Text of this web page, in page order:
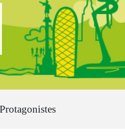
Protagonistes